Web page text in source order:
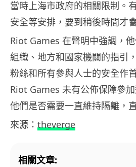
當時上海市政府的相關限制。
安全等安排，要到稍後時間才
Riot Games 在聲明中強調，
組織、地方和國家機關的指引
粉絲和所有參與人士的安全作
Riot Games 未有公佈保障參
他們是否需要一直維持隔離，
來源： theverge
相關文章: